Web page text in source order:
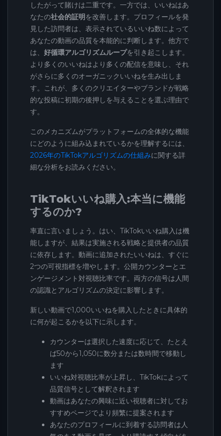
したがって賭けは二重です。一方では、いいねはあ
なたの社会的証明を改善します。プロフィールを発
見した訪問者は、表示されているいいね数によって
あなたの動画の品質を本能的に判断します。他方で
は、 好循環アルゴリズムループを引き起こします。
より多くのいいねはより多くの配信を意味し、それ
がさらに多くのオーガニックいいねを生み出しま
す。これが、多くのクリエイターやブランドが戦略
的な投稿に初期の後押しを与えることを選ぶ理由で
す。
このメカニズムがプラットフォームの全体的な機能
にどのように組み込まれているかを理解するには、
2026年のTikTokアルゴリズムの仕組みに関する詳
細な分析をお読みください。
TikTokいいね購入:本当に機能
するのか?
率直に言いましょう。はい、TikTokいいね購入は機
能しますが、結果は実施される戦略と提供者の品質
に依存します。動画に追加されたいいねは、すぐに
2つの可視指標を増やします。公開カウンターとエ
ンゲージメント対視聴比率です。両方の信号は人間
の認識とアルゴリズムの決定に影響します。
新しい動画で1,000いいねを購入したときに具体的
に何が起こるかを以下に示します。
カウンターは選択した速度に応じて、たとえ
ば50から1,050に数分または数時間で移動し
ます
いいね対視聴比率が上昇し、TikTokによって
品質信号として解釈されます
動画はあなたの興味に近い視聴者に対してお
すすめページでより頻繁に提案されます
あなたのプロフィールに到着する訪問者は人